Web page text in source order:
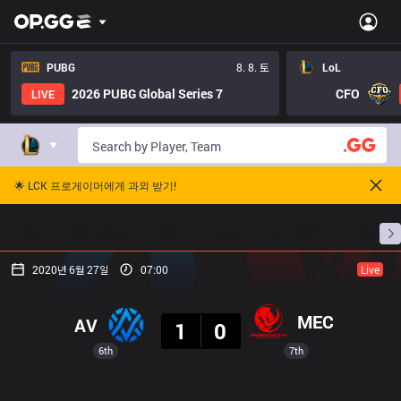
PUBG
8. 8. 토
LIVE
2026 PUBG Global Series 7
LoL
CFO
🌟 LCK 프로게이머에게 과외 받기!
프로빌
2020년 6월 27일 07:00 Live
6th
AV
1
0 MEC
7th